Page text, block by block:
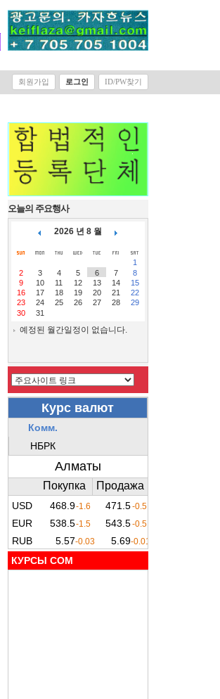
회원가입 로그인 ID/PW찾기
오늘의 주요행사
2026 년 8 월
1
2
3 4 5 6 7
8
9
10 11 12 13 14
15
16
17 18 19 20 21
22
23
24 25 26 27 28
29
30
31
예정된 월간일정이 없습니다.
КУРСЫ COM